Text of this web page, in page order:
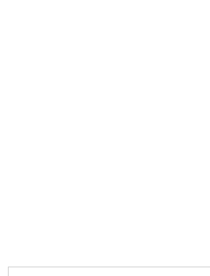
新規お借入れの方